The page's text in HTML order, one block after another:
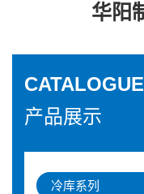
华阳
CATALOGUE
产品展示
冷库系列